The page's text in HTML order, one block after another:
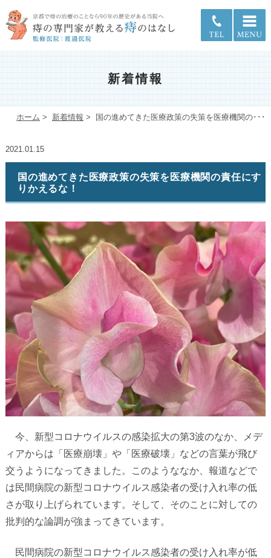
新着情報
ホーム > 新着情報 > 国の進めてきた医療政策の失策を医療機関の･･･
2021.01.15
国の進めてきた医療政策の失策を医療機関の責任にす
りかえるな！
今、新型コロナウイルスの感染拡大の第3波のなか、メデ
ィアからは「医療崩壊」や「医療破壊」などの言葉が飛び
交うようになってきました。このようななか、報道などで
は民間病院の新型コロナウイルス感染者の受け入れ率の低
さが取り上げられています。そして、そのことに対しての
批判的な論調が強まってきています。
民間病院の新型コロナウイルス感染者の受け入れ率が低